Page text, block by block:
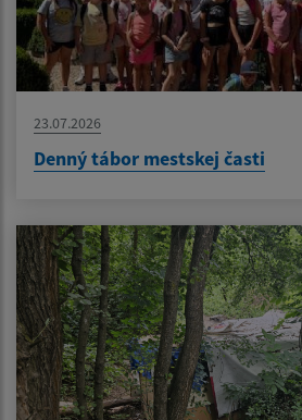
23.07.2026
Denný tábor mestskej časti